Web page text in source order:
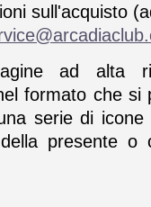
sull'acquisto
ad alta
formato che si
serie di icone
presente o